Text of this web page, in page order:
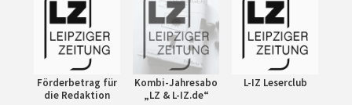
Förderbetrag für
die Redaktion
Kombi-Jahresabo
„LZ & L-IZ.de“
L-IZ Leserclub